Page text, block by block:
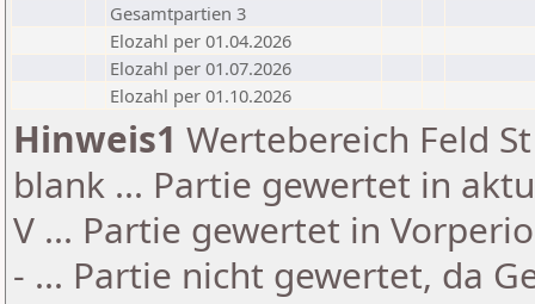
Gesamtpartien 3
Elozahl per 01.04.2026
Elozahl per 01.07.2026
Elozahl per 01.10.2026
Hinweis1 Wertebereich Feld
blank ... Partie gewertet in
V ... Partie gewertet in
- ... Partie nicht gewertet, da